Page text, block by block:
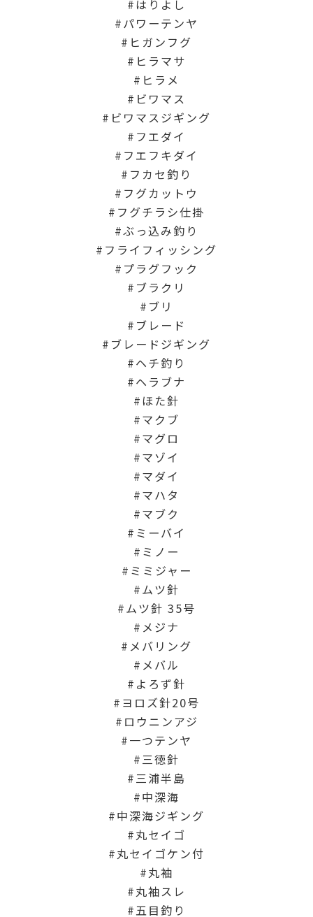
はりよし
パワーテンヤ
ヒガンフグ
ヒラマサ
ヒラメ
ビワマス
ビワマスジギング
フエダイ
フエフキダイ
フカセ釣り
フグカットウ
フグチラシ仕掛
ぶっ込み釣り
フライフィッシング
プラグフック
ブラクリ
ブリ
ブレード
ブレードジギング
ヘチ釣り
ヘラブナ
ほた針
マクブ
マグロ
マゾイ
マダイ
マハタ
マブク
ミーバイ
ミノー
ミミジャー
ムツ針
ムツ針 35号
メジナ
メバリング
メバル
よろず針
ヨロズ針20号
ロウニンアジ
一つテンヤ
三徳針
三浦半島
中深海
中深海ジギング
丸セイゴ
丸セイゴケン付
丸袖
丸袖スレ
五目釣り